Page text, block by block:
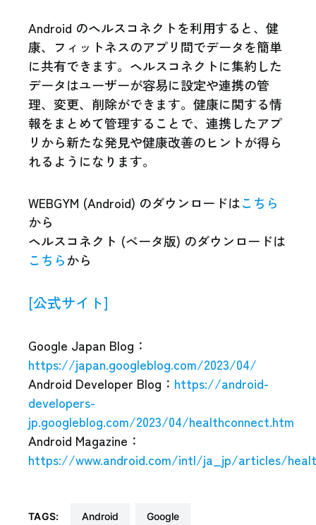
Android のヘルスコネクトを利用すると、健
康、フィットネスのアプリ間でデータを簡単
に共有できます。ヘルスコネクトに集約した
データはユーザーが容易に設定や連携の管
理、変更、削除ができます。健康に関する情
報をまとめて管理することで、連携したアプ
リから新たな発見や健康改善のヒントが得ら
れるようになります。
WEBGYM (Android) のダウンロードはこちら
から
ヘルスコネクト (ベータ版) のダウンロードは
こちらから
[公式サイト]
Google Japan Blog：
https://japan.googleblog.com/2023/04/
Android Developer Blog： https://android-
developers-
jp.googleblog.com/2023/04/healthconnect.htm
Android Magazine：
https://www.android.com/intl/ja_jp/articles/
TAGS: Android Google